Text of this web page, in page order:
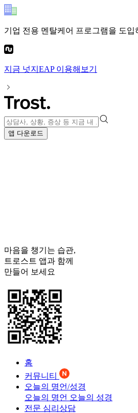
기업 전용 멘탈케어 프로그램을 도입
지금 넛지EAP이용해보기
앱 다운로드
마음을 챙기는 습관,
트로스트 앱과 함께
만들어 보세요
홈
커뮤니티
오늘의 명언/성경
오늘의 명언 오늘의 성경
전문 심리상담